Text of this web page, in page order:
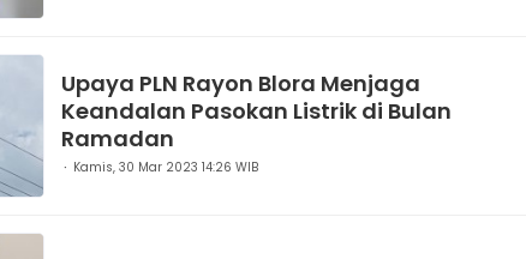
Upaya PLN Rayon Blora Menjaga
Keandalan Pasokan Listrik di Bulan
Ramadan
Kamis, 30 Mar 2023 14:26 WIB